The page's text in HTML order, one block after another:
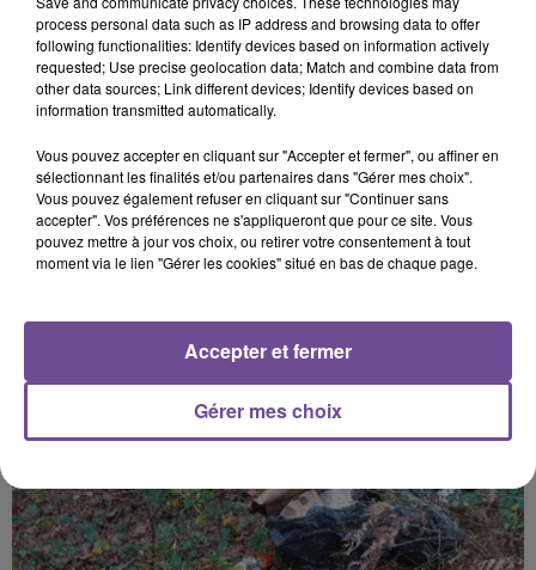
Cet élément est masqué compte-tenu du refus du
dépôt de cookies que vous avez exprimé. Si vous
souhaitez l'afficher, merci de nous donner votre accord
en cliquant sur le bouton ci-dessous.
Afficher l'élément
PRÈS DE CHEZ VOUS
process personal data such as IP address and browsing data to offer
following functionalities: Identify devices based on information actively
requested; Use precise geolocation data; Match and combine data from
other data sources; Link different devices; Identify devices based on
information transmitted automatically.
Vous pouvez accepter en cliquant sur "Accepter et fermer", ou affiner en
sélectionnant les finalités et/ou partenaires dans "Gérer mes choix".
Vous pouvez également refuser en cliquant sur "Continuer sans
accepter". Vos préférences ne s'appliqueront que pour ce site. Vous
pouvez mettre à jour vos choix, ou retirer votre consentement à tout
moment via le lien "Gérer les cookies" situé en bas de chaque page.
Gérer mes choix
Accepter et fermer